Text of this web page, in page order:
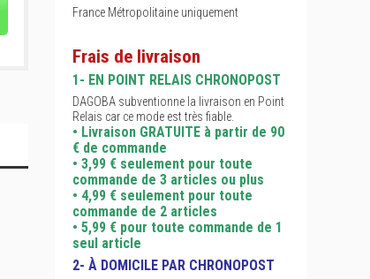
France Métropolitaine uniquement
Frais de livraison
1- EN POINT RELAIS CHRONOPOST
DAGOBA subventionne la livraison en Point
Relais car ce mode est très fiable.
• Livraison GRATUITE à partir de 90
€ de commande
• 3,99 € seulement pour toute
commande de 3 articles ou plus
• 4,99 € seulement pour toute
commande de 2 articles
• 5,99 € pour toute commande de 1
seul article
2- À DOMICILE PAR CHRONOPOST